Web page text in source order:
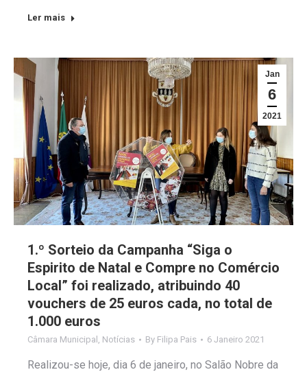
Ler mais
Jan
6
2021
1.º Sorteio da Campanha “Siga o
Espirito de Natal e Compre no Comércio
Local” foi realizado, atribuindo 40
vouchers de 25 euros cada, no total de
1.000 euros
Câmara Municipal Notícias By Filipa Pais 6 Janeiro 2021
Realizou-se hoje, dia 6 de janeiro, no Salão Nobre da